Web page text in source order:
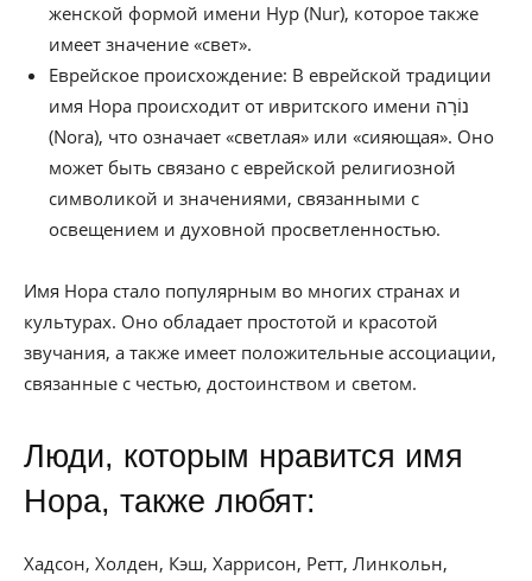
женской формой имени Нур (Nur), которое также
имеет значение «свет».
Еврейское происхождение: В еврейской традиции
имя Нора происходит от ивритского имени נוֹרָה
(Nora), что означает «светлая» или «сияющая». Оно
может быть связано с еврейской религиозной
символикой и значениями, связанными с
освещением и духовной просветленностью.
Имя Нора стало популярным во многих странах и
культурах. Оно обладает простотой и красотой
звучания, а также имеет положительные ассоциации,
связанные с честью, достоинством и светом.
Люди, которым нравится имя
Нора, также любят:
Хадсон, Холден, Кэш, Харрисон, Ретт, Линкольн,